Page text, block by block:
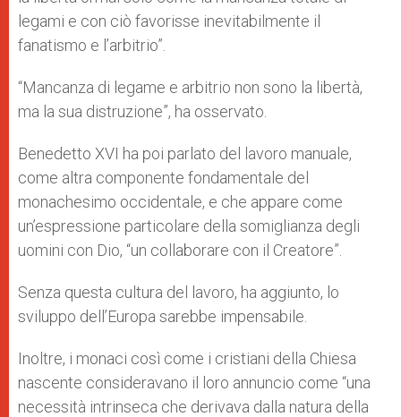
legami e con ciò favorisse inevitabilmente il
fanatismo e l’arbitrio”.
“Mancanza di legame e arbitrio non sono la libertà,
ma la sua distruzione”, ha osservato.
Benedetto XVI ha poi parlato del lavoro manuale,
come altra componente fondamentale del
monachesimo occidentale, e che appare come
un’espressione particolare della somiglianza degli
uomini con Dio, “un collaborare con il Creatore”.
Senza questa cultura del lavoro, ha aggiunto, lo
sviluppo dell’Europa sarebbe impensabile.
Inoltre, i monaci così come i cristiani della Chiesa
nascente consideravano il loro annuncio come “una
necessità intrinseca che derivava dalla natura della